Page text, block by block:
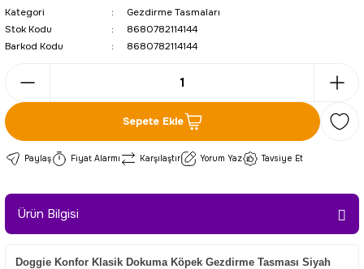
Kategori
Gezdirme Tasmaları
Stok Kodu
8680782114144
Barkod Kodu
8680782114144
Sepete Ekle
Paylaş Fiyat Alarmı Karşılaştır Yorum Yaz Tavsiye Et
Ürün Bilgisi
Doggie Konfor Klasik Dokuma Köpek Gezdirme Tasması Siyah